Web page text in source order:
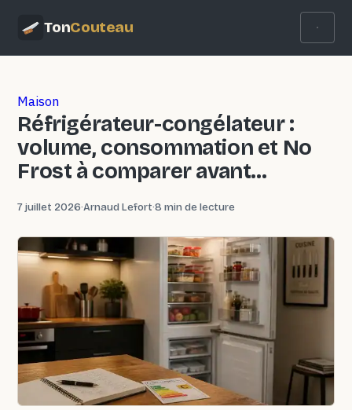
TonCouteau
Maison
Réfrigérateur-congélateur :
volume, consommation et No
Frost à comparer avant
7 juillet 2026·Arnaud Lefort·8 min de lecture